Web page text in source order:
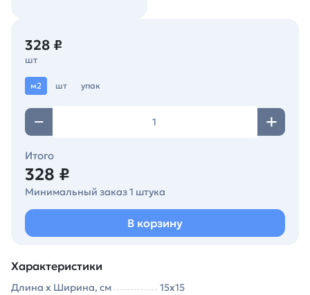
328 ₽
шт
м2 шт упак
Итого
328 ₽
Минимальный заказ 1 штука
В корзину
Характеристики
Длина х Ширина, см
15х15